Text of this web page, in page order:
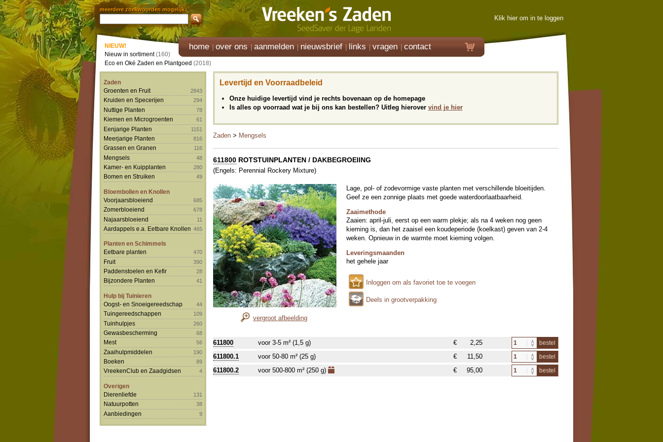
meerdere zoekwoorden mogelijk
Klik hier om in te loggen
home over ons aanmelden nieuwsbrief links vragen contact
NIEUW!
Nieuw in sortiment(160)
Eco en Oké Zaden en Plantgoed (2018)
Zaden
Groenten en Fruit
2843
Kruiden en Specerijen 294
Nuttige Planten 78
Kiemen en Microgroenten 61
Eenjarige Planten 1151
Meerjarige Planten 816
Grassen en Granen 116
Mengsels 48
Kamer- en Kuipplanten 280
Bomen en Struiken 49
Bloembollen en Knollen
Voorjaarsbloeiend
685
Zomerbloeiend 678
Najaarsbloeiend 11
Aardappels e.a. Eetbare Knollen 465
Planten en Schimmels
Eetbare planten
470
Fruit 390
Paddenstoelen en Kefir 28
Bijzondere Planten 41
Hulp bij Tuinieren
Oogst- en Snoeigereedschap
44
Tuingereedschappen 109
Tuinhulpjes 260
Gewasbescherming 68
Mest 56
Zaaihulpmiddelen 190
Boeken 89
VreekenClub en Zaadgidsen 4
Overigen
Dierenliefde
131
Natuurpotten 38
Aanbiedingen 9
Levertijd en Voorraadbeleid
Onze huidige levertijd vind je rechts bovenaan op de homepage
Is alles op voorraad wat je bij ons kan bestellen? Uitleg hierover vind je hier
Zaden > Mengsels
611800 ROTSTUINPLANTEN / DAKBEGROEIING
(Engels: Perennial Rockery Mixture)
vergroot afbeelding
Lage, pol- of zodevormige vaste planten met verschillende bloeitijden.
Geef ze een zonnige plaats met goede waterdoorlaatbaarheid.
Zaaimethode
Zaaien: april-juli, eerst op een warm plekje; als na 4 weken nog geen
kieming is, dan het zaaisel een koudeperiode (koelkast) geven van 2-4
weken. Opnieuw in de warmte moet kieming volgen.
Leveringsmaanden
het gehele jaar
Inloggen om als favoriet toe te voegen
Deels in grootverpakking
611800 voor 3-5 m² (1,5 g) € 2,25 bestel
611800.1 voor 50-80 m² (25 g) € 11,50 bestel
611800.2 voor 500-800 m² (250 g) € 95,00 bestel